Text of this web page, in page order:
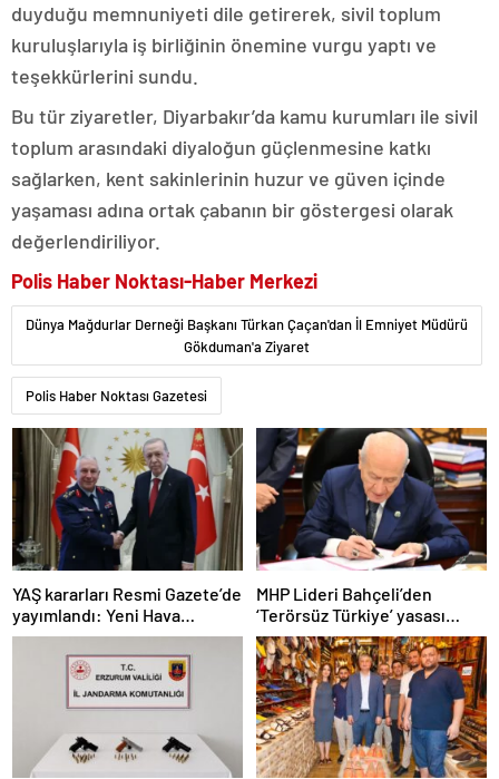
duyduğu memnuniyeti dile getirerek, sivil toplum
kuruluşlarıyla iş birliğinin önemine vurgu yaptı ve
teşekkürlerini sundu.
Bu tür ziyaretler, Diyarbakır’da kamu kurumları ile sivil
toplum arasındaki diyaloğun güçlenmesine katkı
sağlarken, kent sakinlerinin huzur ve güven içinde
yaşaması adına ortak çabanın bir göstergesi olarak
değerlendiriliyor.
Polis Haber Noktası-Haber Merkezi
Dünya Mağdurlar Derneği Başkanı Türkan Çaçan'dan İl Emniyet Müdürü
Gökduman'a Ziyaret
Polis Haber Noktası Gazetesi
YAŞ kararları Resmi Gazete’de
yayımlandı: Yeni Hava
Kuvvetleri Komutanı
Orgeneral Rafet Dalkıran
MHP Lideri Bahçeli’den
‘Terörsüz Türkiye’ yasası
açıklaması: “Herkes kazandı”